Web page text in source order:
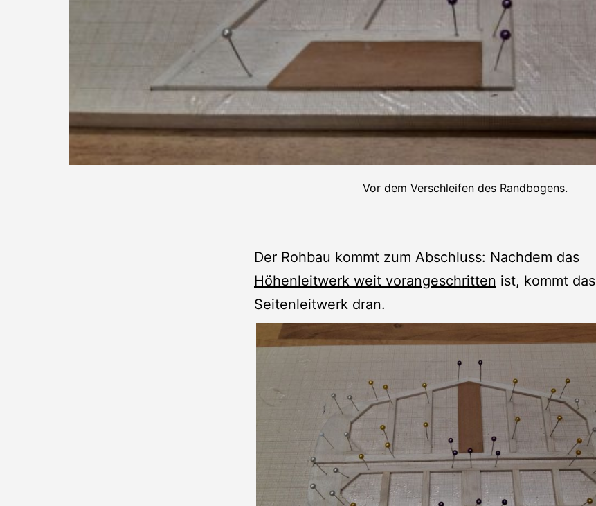
Vor dem Verschleifen des Randbogens.
Der Rohbau kommt zum Abschluss: Nachdem das
Höhenleitwerk weit vorangeschritten ist, kommt das
Seitenleitwerk dran.